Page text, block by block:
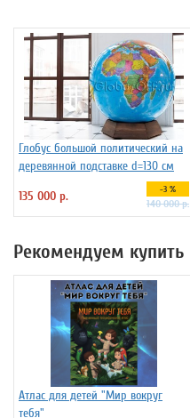
Глобус большой политический на
деревянной подставке d=130 см
135 000 р.
-3 %
140 000 р.
Рекомендуем купить
Атлас для детей "Мир вокруг
тебя"